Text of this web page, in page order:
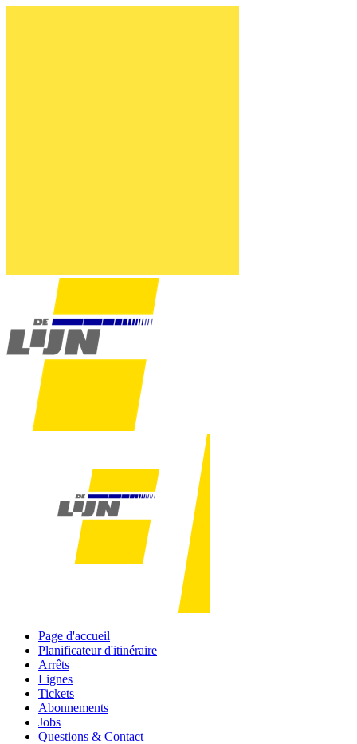
Page d'accueil
Planificateur d'itinéraire
Arrêts
Lignes
Tickets
Abonnements
Jobs
Questions & Contact